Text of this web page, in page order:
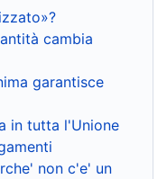
cambia
garantisce
in tutta l'Unione
non c'e' un